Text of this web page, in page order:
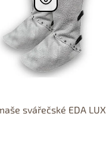
svářečské EDA LUX